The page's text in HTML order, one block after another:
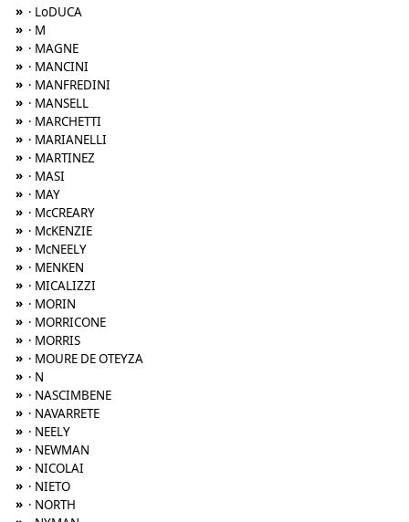
» · LoDUCA
» · M
» · MAGNE
» · MANCINI
» · MANFREDINI
» · MANSELL
» · MARCHETTI
» · MARIANELLI
» · MARTINEZ
» · MASI
» · MAY
» · McCREARY
» · McKENZIE
» · McNEELY
» · MENKEN
» · MICALIZZI
» · MORIN
» · MORRICONE
» · MORRIS
» · MOURE DE OTEYZA
» · N
» · NASCIMBENE
» · NAVARRETE
» · NEELY
» · NEWMAN
» · NICOLAI
» · NIETO
» · NORTH